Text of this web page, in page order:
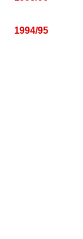
1994/95